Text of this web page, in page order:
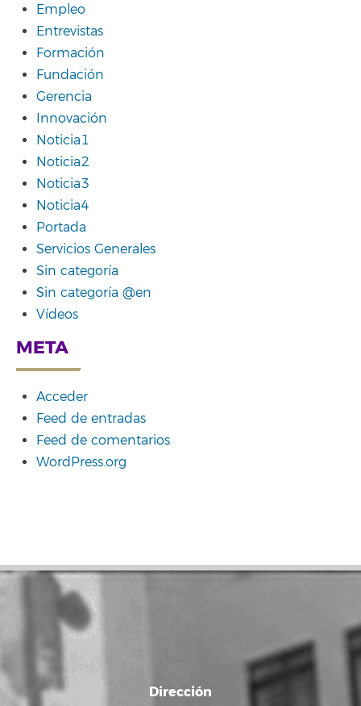
Empleo
Entrevistas
Formación
Fundación
Gerencia
Innovación
Noticia1
Noticia2
Noticia3
Noticia4
Portada
Servicios Generales
Sin categoría
Sin categoría @en
Vídeos
META
Acceder
Feed de entradas
Feed de comentarios
WordPress.org
Dirección